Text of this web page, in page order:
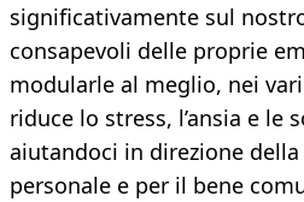
significativamente sul
consapevoli delle proprie
modularle al meglio, nei
riduce lo stress, l’ansia e le
aiutandoci in direzione
personale e per il bene